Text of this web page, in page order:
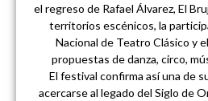
el regreso de Rafael Álvarez, El
territorios escénicos, la
Nacional de Teatro Clásico y
propuestas de danza, circo,
El festival confirma así una de
acercarse al legado del Siglo de